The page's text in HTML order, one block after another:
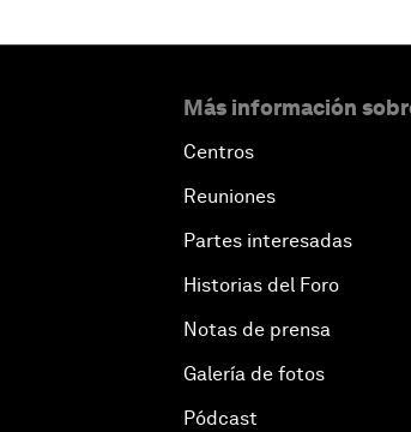
Más información
Centros
Reuniones
Partes interesadas
Historias del Foro
Notas de prensa
Galería de fotos
Pódcast